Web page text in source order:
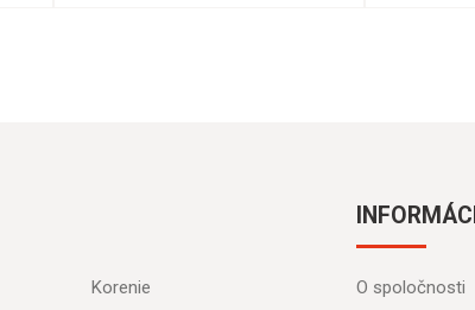
Korenie
O spoločnosti